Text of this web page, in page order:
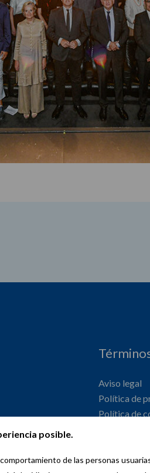
posible.
de las personas
Aviso legal
Política de
Política de